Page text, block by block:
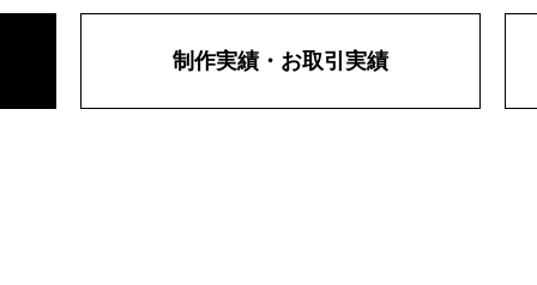
制作実績・お取引実績